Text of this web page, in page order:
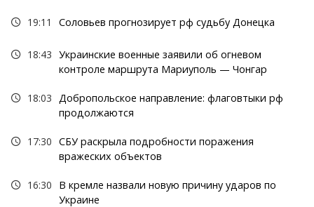
19:11 Соловьев прогнозирует рф судьбу Донецка
18:43 Украинские военные заявили об огневом
контроле маршрута Мариуполь — Чонгар
18:03 Добропольское направление: флаговтыки рф
продолжаются
17:30 СБУ раскрыла подробности поражения
вражеских объектов
16:30
В кремле назвали новую причину ударов по
Украине